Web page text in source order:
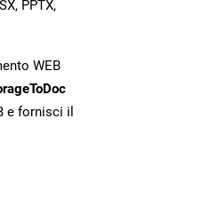
PPTX,
WEB
e fornisci il